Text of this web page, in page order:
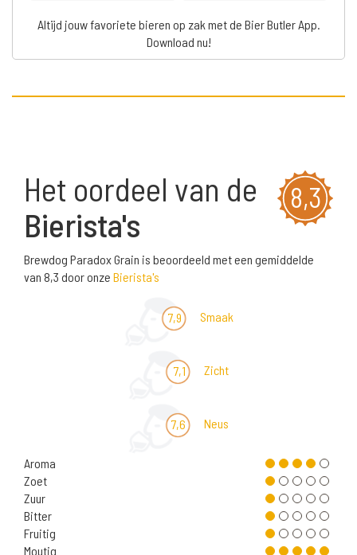
Altijd jouw favoriete bieren op zak met de Bier Butler App.
Download nu!
8,3
Het oordeel van de
Bierista's
Brewdog Paradox Grain is beoordeeld met een gemiddelde
van 8,3 door onze Bierista's
7,9 Smaak
7,1 Zicht
7,6 Neus
Aroma
Zoet
Zuur
Bitter
Fruitig
Moutig